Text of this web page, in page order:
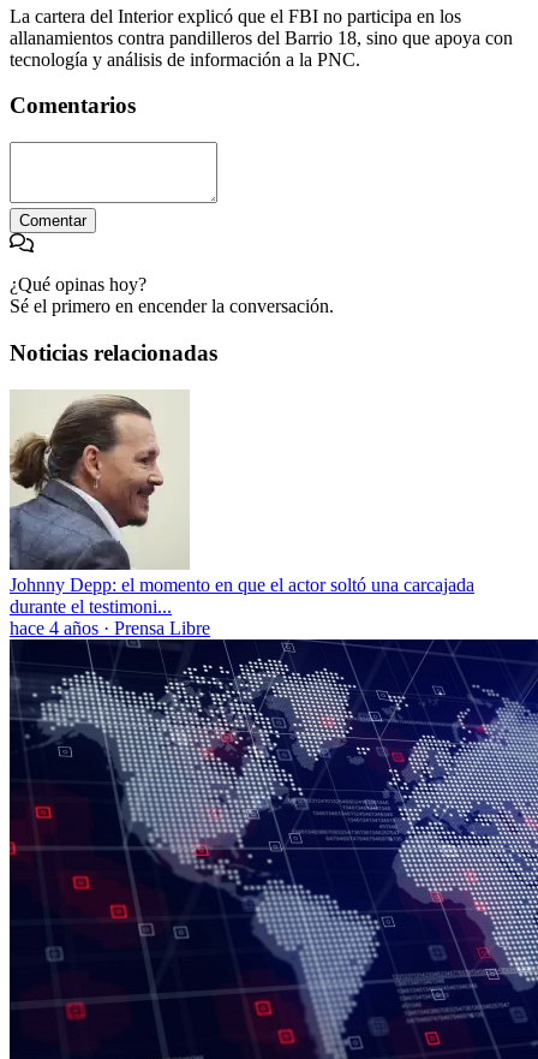
La cartera del Interior explicó que el FBI no participa en los
allanamientos contra pandilleros del Barrio 18, sino que apoya con
tecnología y análisis de información a la PNC.
Comentarios
Comentar
¿Qué opinas hoy?
Sé el primero en encender la conversación.
Noticias relacionadas
Johnny Depp: el momento en que el actor soltó una carcajada
durante el testimoni...
hace 4 años · Prensa Libre